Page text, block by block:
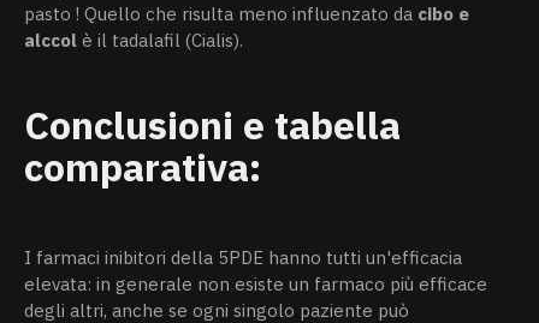
pasto ! Quello che risulta meno influenzato da cibo e
alccol è il tadalafil (Cialis).
Conclusioni e tabella
comparativa:
I farmaci inibitori della 5PDE hanno tutti un'efficacia
elevata: in generale non esiste un farmaco più efficace
degli altri, anche se ogni singolo paziente può